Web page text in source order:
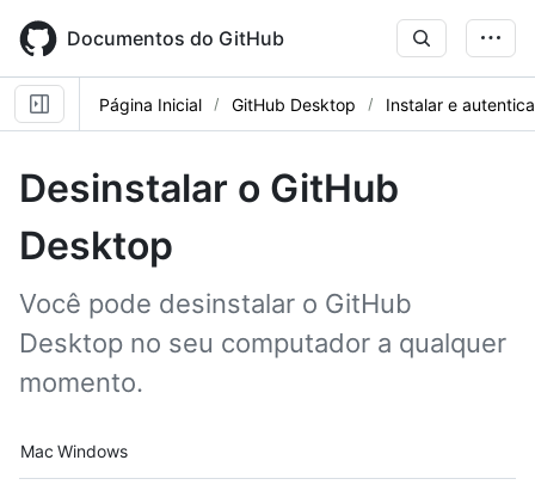
main
content
Documentos do GitHub
Página Inicial GitHub Desktop Instalar e
Desinstalar o GitHub
Desktop
Você pode desinstalar o GitHub
Desktop no seu computador a qualquer
momento.
Platform navigation
Mac Windows